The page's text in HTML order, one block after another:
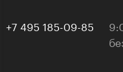
+7 495 185-09-85